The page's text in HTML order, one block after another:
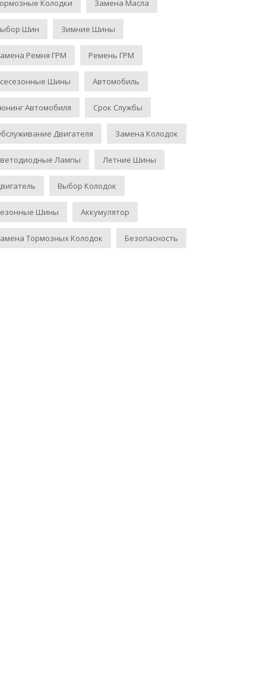
Колодки Замена Масла
Шин Зимние Шины
Ремня ГРМ Ремень ГРМ
Шины Автомобиль
Автомобиля Срок Службы
Двигателя Замена Колодок
Лампы Летние Шины
Выбор Колодок
Шины Аккумулятор
Тормозных Колодок Безопасность